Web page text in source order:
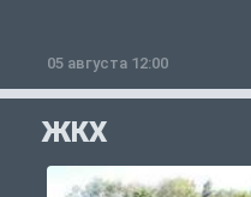
05 августа 12:00
ЖКХ